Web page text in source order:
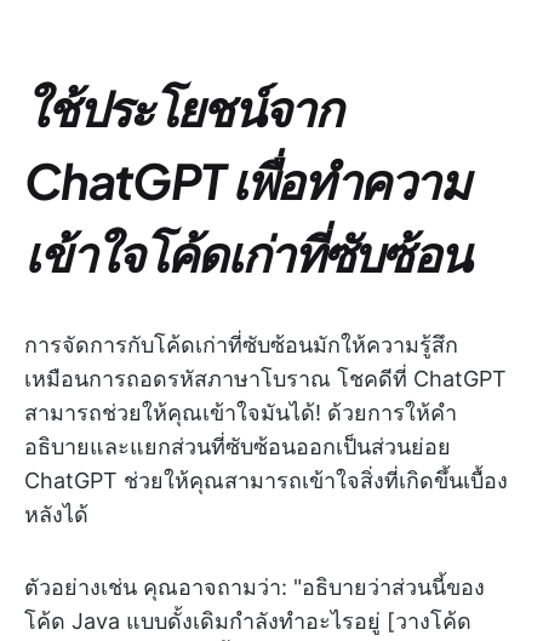
ใช้ประโยชน์จาก
ChatGPT เพื่อทำความ
เข้าใจโค้ดเก่าที่ซับซ้อน
การจัดการกับโค้ดเก่าที่ซับซ้อนมักให้ความรู้สึก
เหมือนการถอดรหัสภาษาโบราณ โชคดีที่ ChatGPT
สามารถช่วยให้คุณเข้าใจมันได้! ด้วยการให้คำ
อธิบายและแยกส่วนที่ซับซ้อนออกเป็นส่วนย่อย
ChatGPT ช่วยให้คุณสามารถเข้าใจสิ่งที่เกิดขึ้นเบื้อง
หลังได้
ตัวอย่างเช่น คุณอาจถามว่า: "อธิบายว่าส่วนนี้ของ
โค้ด Java แบบดั้งเดิมกำลังทำอะไรอยู่ [วางโค้ด